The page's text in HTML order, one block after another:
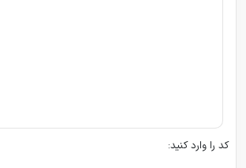
کد را وارد کنید: